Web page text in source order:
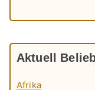
Aktuell
Afrika